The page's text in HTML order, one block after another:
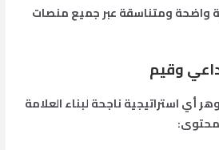
واضحة ومتناسقة عبر جميع منصات
أي استراتيجية ناجحة لبناء العلامة